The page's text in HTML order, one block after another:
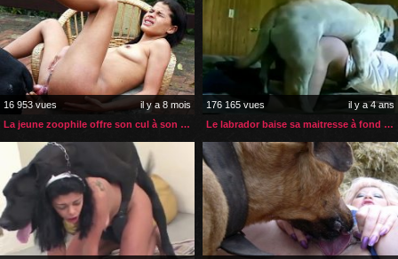
16 953 vues
il y a 8 mois
La jeune zoophile offre son cul à son chien pour une sodomie
176 165 vues
il y a 4 ans
Le labrador baise sa maitresse à fond et la fait jouir